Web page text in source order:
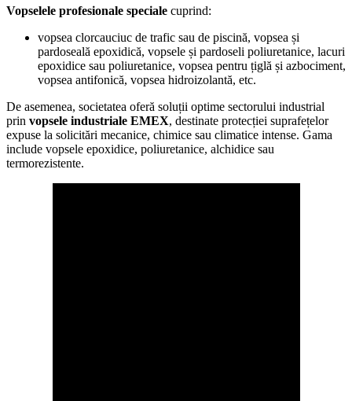
Vopselele profesionale speciale cuprind:
vopsea clorcauciuc de trafic sau de piscină, vopsea și
pardoseală epoxidică, vopsele și pardoseli poliuretanice, lacuri
epoxidice sau poliuretanice, vopsea pentru țiglă și azbociment,
vopsea antifonică, vopsea hidroizolantă, etc.
De asemenea, societatea oferă soluții optime sectorului industrial
prin vopsele industriale EMEX, destinate protecției suprafețelor
expuse la solicitări mecanice, chimice sau climatice intense. Gama
include vopsele epoxidice, poliuretanice, alchidice sau
termorezistente.